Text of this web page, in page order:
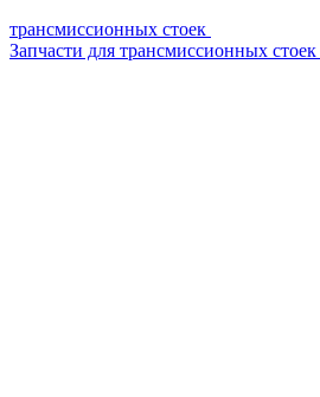
трансмиссионных стоек
Запчасти для трансмиссионных стоек